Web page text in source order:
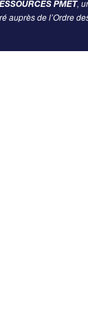
PMET,
auprès de l’Ordre